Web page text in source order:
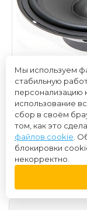
2 000 ₽
Мы используем
стабильную
персонализацию
использование
сбор в своём
том, как это
файлов cookie .
блокировки
некорректно.